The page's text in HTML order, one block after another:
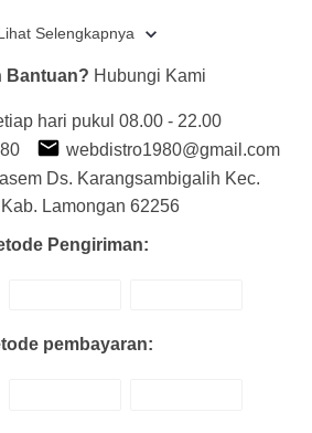
Selengkapnya
Bantuan? Hubungi Kami
hari pukul 08.00 - 22.00
webdistro1980@gmail.com
Ds. Karangsambigalih Kec.
Lamongan 62256
Pengiriman:
pembayaran: